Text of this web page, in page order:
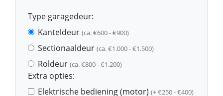
Type garagedeur:
Kanteldeur (ca. €600 - €900)
Sectionaaldeur (ca. €1.000 - €1.500)
Roldeur (ca. €800 - €1.200)
Extra opties:
Elektrische bediening (motor) (+ €250 - €400)